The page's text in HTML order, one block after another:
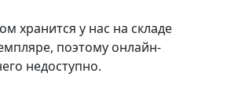
хранится у нас на складе
поэтому онлайн-
недоступно.